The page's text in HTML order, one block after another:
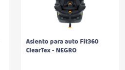
Asiento para auto Fit360
ClearTex - NEGRO